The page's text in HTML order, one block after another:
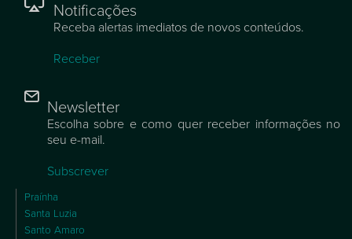
Notificações
Receba alertas imediatos de novos conteúdos.
Receber
Newsletter
Escolha sobre e como quer receber informações no
seu e-mail.
Subscrever
Praínha
Santa Luzia
Santo Amaro